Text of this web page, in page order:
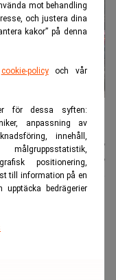
mot behandling
och justera dina
kakor” på denna
cookie-policyoch vår
för dessa syften:
anpassning av
innehåll,
positionering,
till information på en
bedrägerier
juni. Foto: Pavel
Publicerad:
26 juli 2026
Uppdaterad:26 juli 2026
juli och skulle
till årets slut,